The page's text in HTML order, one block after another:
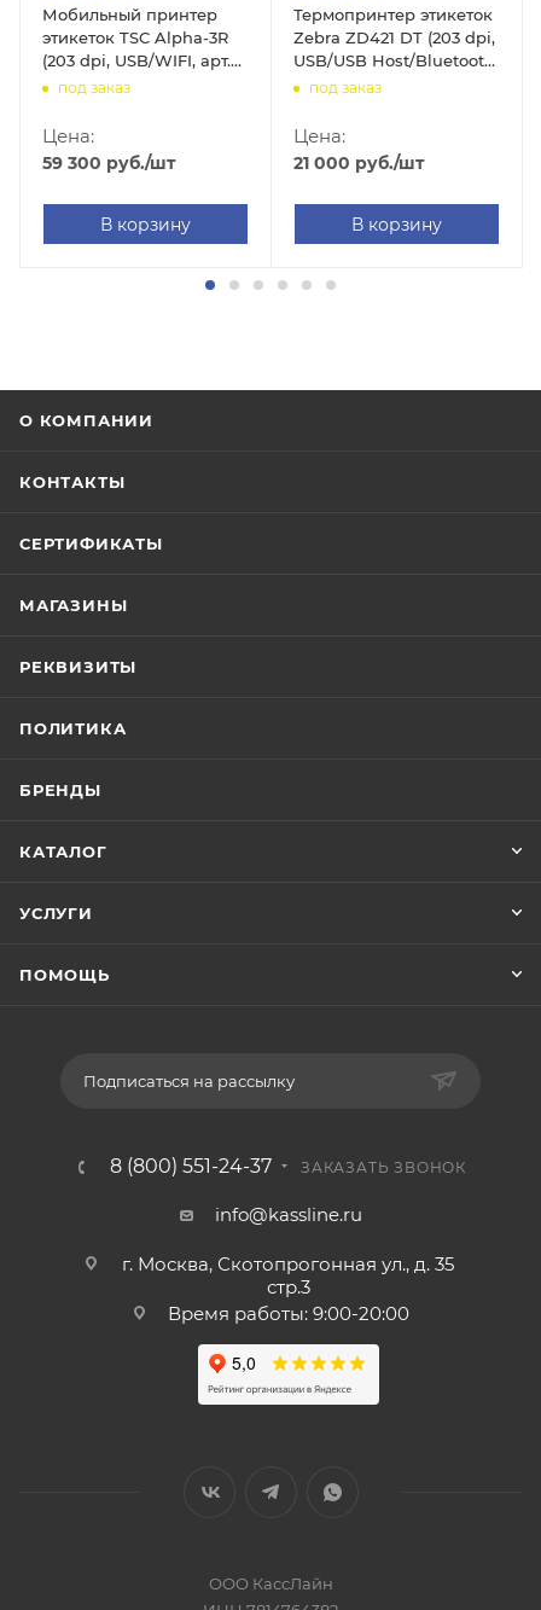
Мобильный принтер
этикеток TSC Alpha-3R
(203 dpi, USB/WIFI, арт.
99-048A074-0402)
под заказ
Цена:
59 300 руб./шт
В корзину
Термопринтер этикеток
Zebra ZD421 DT (203 dpi,
USB/USB Host/Bluetooth,
арт. ZD4A042-
под заказ
Цена:
21 000 руб./шт
В корзину
О КОМПАНИИ
КОНТАКТЫ
СЕРТИФИКАТЫ
МАГАЗИНЫ
РЕКВИЗИТЫ
ПОЛИТИКА
БРЕНДЫ
КАТАЛОГ
УСЛУГИ
ПОМОЩЬ
Подписаться на рассылку
8 (800) 551-24-37 ЗАКАЗАТЬ ЗВОНОК
info@kassline.ru
г. Москва, Скотопрогонная ул., д. 35
стр.3
Время работы: 9:00-20:00
ООО КассЛайн